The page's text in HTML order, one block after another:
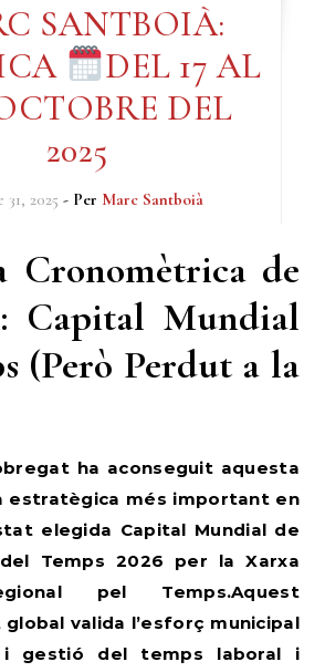
SANTBOIÀ:
DEL 17 AL
DEL
2025
2025 - Per Marc Santboià
Cronomètrica de
Capital Mundial
(Però Perdut a la
ha aconseguit aquesta
estratègica més important en
elegida Capital Mundial de
Temps 2026 per la Xarxa
pel Temps.Aquest
valida l’esforç municipal
i gestió del temps laboral i